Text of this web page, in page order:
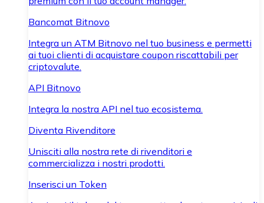
Bancomat Bitnovo
Integra un ATM Bitnovo nel tuo business e permetti
ai tuoi clienti di acquistare coupon riscattabili per
criptovalute.
API Bitnovo
Integra la nostra API nel tuo ecosistema.
Diventa Rivenditore
Unisciti alla nostra rete di rivenditori e
commercializza i nostri prodotti.
Inserisci un Token